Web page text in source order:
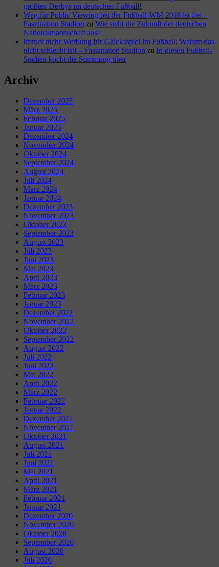
größten Derbys im deutschen Fußball!
Weg für Public Viewing bei der Fußball-WM 2018 ist frei –
Faszination Stadion zu Wie sieht die Zukunft der deutschen
Nationalmannschaft aus?
Immer mehr Werbung für Glücksspiel im Fußball: Warum das
nicht schlecht ist! – Faszination Stadion zu In diesen Fußball-
Stadien kocht die Stimmung über
Archiv
Dezember 2025
März 2025
Februar 2025
Januar 2025
Dezember 2024
November 2024
Oktober 2024
September 2024
August 2024
Juli 2024
März 2024
Januar 2024
Dezember 2023
November 2023
Oktober 2023
September 2023
August 2023
Juli 2023
Juni 2023
Mai 2023
April 2023
März 2023
Februar 2023
Januar 2023
Dezember 2022
November 2022
Oktober 2022
September 2022
August 2022
Juli 2022
Juni 2022
Mai 2022
April 2022
März 2022
Februar 2022
Januar 2022
Dezember 2021
November 2021
Oktober 2021
August 2021
Juli 2021
Juni 2021
Mai 2021
April 2021
März 2021
Februar 2021
Januar 2021
Dezember 2020
November 2020
Oktober 2020
September 2020
August 2020
Juli 2020